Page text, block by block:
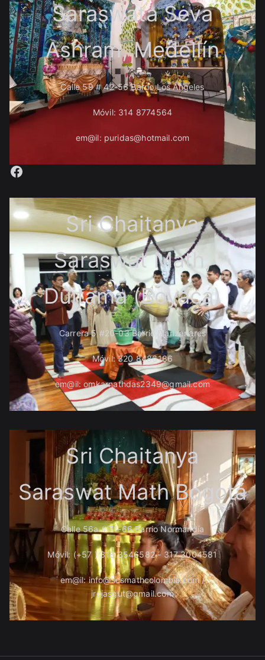
Saraswata Seva
Ashram, Medellín
Calle 59 # 42-56 Barrio Los Ángeles
Móvil: 314 8774564
em@il: puridas@hotmail.com
Facebook
Sri Chaitanya
Saraswat Math,
Duitama (Boyacá)
Carrera 5 #20-03 Barrio Manzanares
Móvil: 320 8486186
em@il: omkarnathdas2349@gmail.com
Sri Chaitanya
Saraswat Math Bogotá
Calle 56a # 71-66 Barrio Normandía
Móvil: (+57 ) 318 3546582 - 317 3004581
em@il: info@scsmathcolombia.com /
jrojasgut@gmail.com